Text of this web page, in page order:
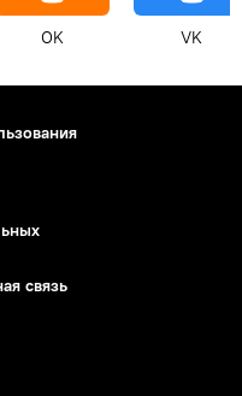
OK VK
связь